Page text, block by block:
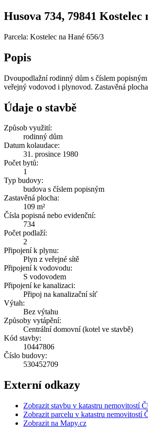
Husova 734, 79841
Parcela: Kostelec na Hané 656/3
Popis
Dvoupodlažní rodinný dům s číslem
veřejný vodovod i plynovod. Zastavěná
Údaje o stavbě
Způsob využití:
rodinný dům
Datum kolaudace:
31. prosince 1980
Počet bytů:
1
Typ budovy:
budova s číslem popisným
Zastavěná plocha:
109 m²
Čísla popisná nebo evidenční:
734
Počet podlaží:
2
Připojení k plynu:
Plyn z veřejné sítě
Připojení k vodovodu:
S vodovodem
Připojení ke kanalizaci:
Připoj na kanalizační síť
Výtah:
Bez výtahu
Způsoby vytápění:
Centrální domovní (kotel ve stavbě)
Kód stavby:
10447806
Číslo budovy:
530452709
Externí odkazy
Zobrazit stavbu v katastru nemovitostí
Zobrazit parcelu v katastru nemovitostí
Zobrazit na Mapy.cz